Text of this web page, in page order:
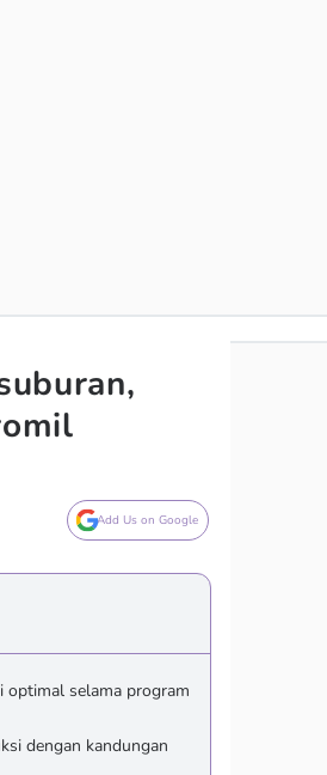
Add Us on Google
optimal selama program
dengan kandungan